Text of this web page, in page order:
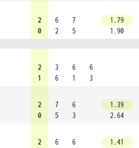
2
0
6
2
7
5
1.79
1.90
2
1
3
6
6
1
6
3
2
0
7
5
6
3
1.39
2.64
2
6
6
1.41